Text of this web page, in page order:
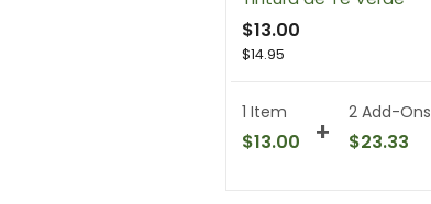
$13.00
$14.95
1 Item
$13.00
2 Add-Ons
$23.33